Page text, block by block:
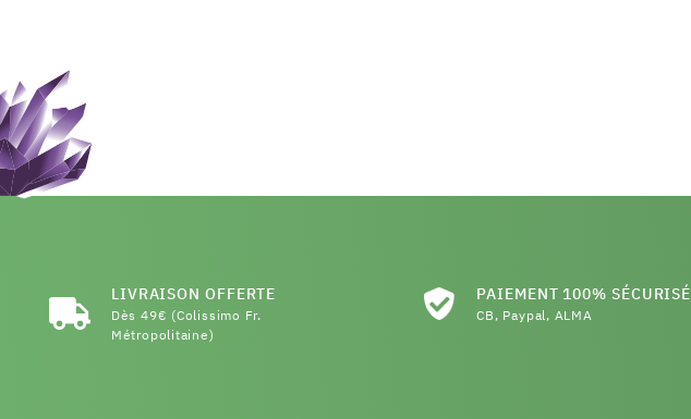
LIVRAISON OFFERTE
Dès 49€ (Colissimo Fr.
Métropolitaine)
PAIEMENT 100% SÉCURISÉ
CB, Paypal, ALMA